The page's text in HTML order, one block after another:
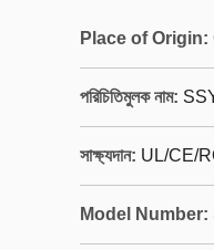
Place of Origin:
পরিচিতিমুলক নাম:
সাক্ষ্যদান: UL/CE/
Model Number: